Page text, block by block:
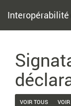
Interopérabilité
VOIR TOUS